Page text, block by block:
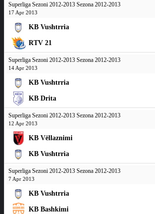
Superliga Sezoni 2012-2013 Sezona 2012-2013
17 Apr 2013
KB Vushtrria
RTV 21
Superliga Sezoni 2012-2013 Sezona 2012-2013
14 Apr 2013
KB Vushtrria
KB Drita
Superliga Sezoni 2012-2013 Sezona 2012-2013
12 Apr 2013
KB Vëllaznimi
KB Vushtrria
Superliga Sezoni 2012-2013 Sezona 2012-2013
7 Apr 2013
KB Vushtrria
KB Bashkimi